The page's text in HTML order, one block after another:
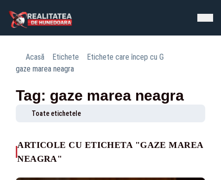
Acasă Etichete
Etichete care încep cu G
gaze marea neagra
Tag: gaze marea neagra
Toate etichetele
ARTICOLE CU ETICHETA "GAZE MAREA
NEAGRA"